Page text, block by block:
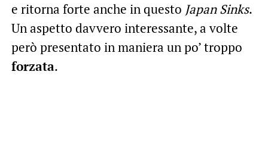
e ritorna forte anche in questo Japan Sinks.
Un aspetto davvero interessante, a volte
però presentato in maniera un po’ troppo
forzata.